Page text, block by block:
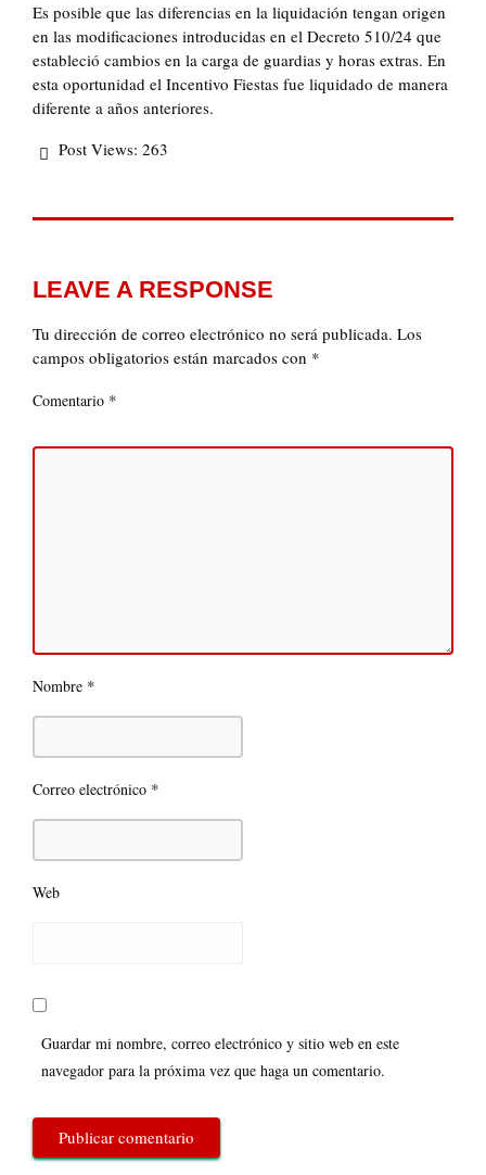
Es posible que las diferencias en la liquidación tengan origen
en las modificaciones introducidas en el Decreto 510/24 que
estableció cambios en la carga de guardias y horas extras. En
esta oportunidad el Incentivo Fiestas fue liquidado de manera
diferente a años anteriores.
Post Views: 263
LEAVE A RESPONSE
Tu dirección de correo electrónico no será publicada. Los
campos obligatorios están marcados con *
Comentario *
Nombre *
Correo electrónico *
Web
Guardar mi nombre, correo electrónico y sitio web en este
navegador para la próxima vez que haga un comentario.